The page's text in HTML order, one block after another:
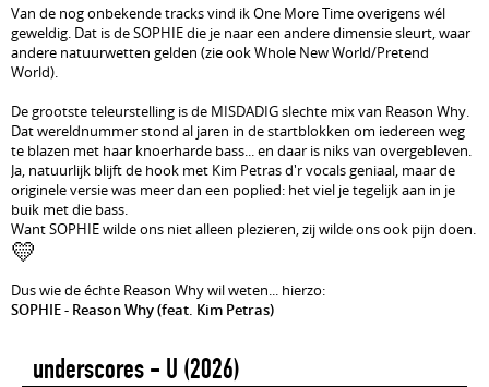
Van de nog onbekende tracks vind ik One More Time overigens wél
geweldig. Dat is de SOPHIE die je naar een andere dimensie sleurt, waar
andere natuurwetten gelden (zie ook Whole New World/Pretend
World).
De grootste teleurstelling is de MISDADIG slechte mix van Reason Why.
Dat wereldnummer stond al jaren in de startblokken om iedereen weg
te blazen met haar knoerharde bass... en daar is niks van overgebleven.
Ja, natuurlijk blijft de hook met Kim Petras d'r vocals geniaal, maar de
originele versie was meer dan een poplied: het viel je tegelijk aan in je
buik met die bass.
Want SOPHIE wilde ons niet alleen plezieren, zij wilde ons ook pijn doen.
💛
Dus wie de échte Reason Why wil weten... hierzo:
SOPHIE - Reason Why (feat. Kim Petras)
underscores - U (2026)